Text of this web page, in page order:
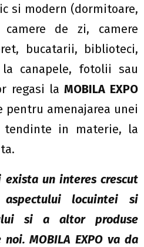
si modern (dormitoare,
camere de zi, camere
bucatarii, biblioteci,
canapele, fotolii sau
regasi la MOBILA EXPO
pentru amenajarea unei
tendinte in materie, la
un interes crescut
aspectului locuintei si
si a altor produse
MOBILA EXPO va da